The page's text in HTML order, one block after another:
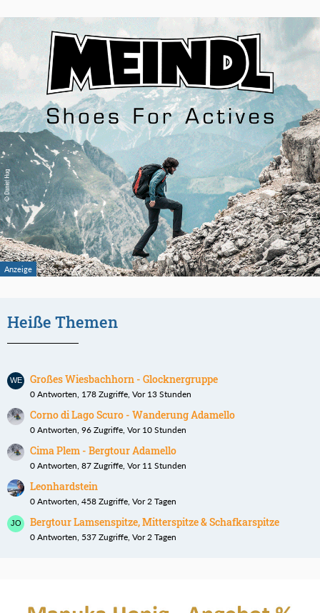
Heiße Themen
Großes Wiesbachhorn - Glocknergruppe
0 Antworten, 178 Zugriffe, Vor 13 Stunden
Corno di Lago Scuro - Wanderung Adamello
0 Antworten, 96 Zugriffe, Vor 10 Stunden
Cima Plem - Bergtour Adamello
0 Antworten, 87 Zugriffe, Vor 11 Stunden
Leonhardstein
0 Antworten, 458 Zugriffe, Vor 2 Tagen
Bergtour Lamsenspitze, Mitterspitze & Schafkarspitze
0 Antworten, 537 Zugriffe, Vor 2 Tagen